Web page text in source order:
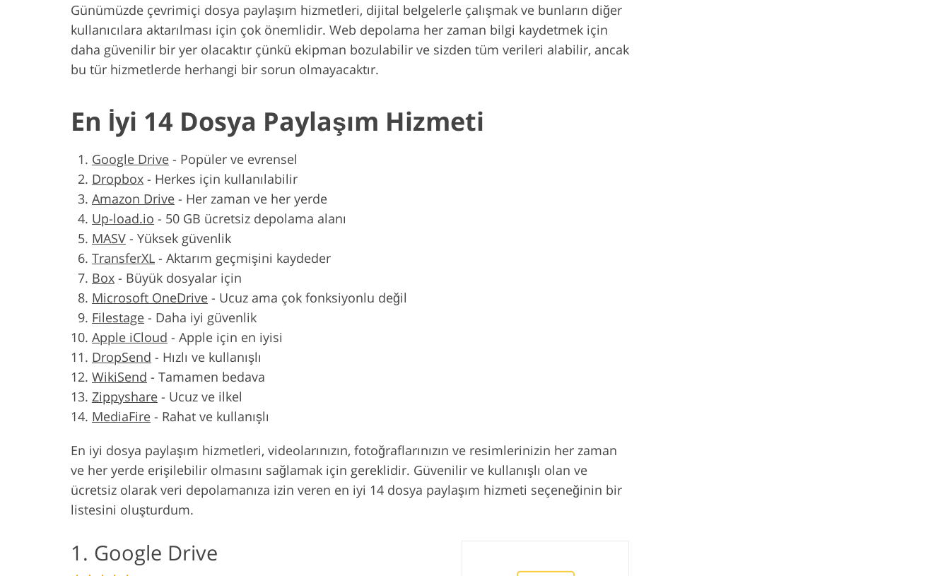
Günümüzde çevrimiçi dosya paylaşım hizmetleri, dijital belgelerle çalışmak ve bunların diğer
kullanıcılara aktarılması için çok önemlidir. Web depolama her zaman bilgi kaydetmek için
daha güvenilir bir yer olacaktır çünkü ekipman bozulabilir ve sizden tüm verileri alabilir, ancak
bu tür hizmetlerde herhangi bir sorun olmayacaktır.
En İyi 14 Dosya Paylaşım Hizmeti
Google Drive - Popüler ve evrensel
Dropbox - Herkes için kullanılabilir
Amazon Drive - Her zaman ve her yerde
Up-load.io - 50 GB ücretsiz depolama alanı
MASV - Yüksek güvenlik
TransferXL - Aktarım geçmişini kaydeder
Box - Büyük dosyalar için
Microsoft OneDrive - Ucuz ama çok fonksiyonlu değil
Filestage - Daha iyi güvenlik
Apple iCloud - Apple için en iyisi
DropSend - Hızlı ve kullanışlı
WikiSend - Tamamen bedava
Zippyshare - Ucuz ve ilkel
MediaFire - Rahat ve kullanışlı
En iyi dosya paylaşım hizmetleri, videolarınızın, fotoğraflarınızın ve resimlerinizin her zaman
ve her yerde erişilebilir olmasını sağlamak için gereklidir. Güvenilir ve kullanışlı olan ve
ücretsiz olarak veri depolamanıza izin veren en iyi 14 dosya paylaşım hizmeti seçeneğinin bir
listesini oluşturdum.
1. Google Drive